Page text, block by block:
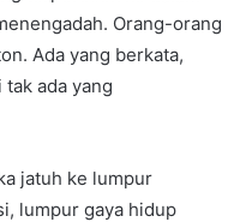
Orang-orang
Ada yang berkata,
tak ada yang
jatuh ke lumpur
lumpur gaya hidup